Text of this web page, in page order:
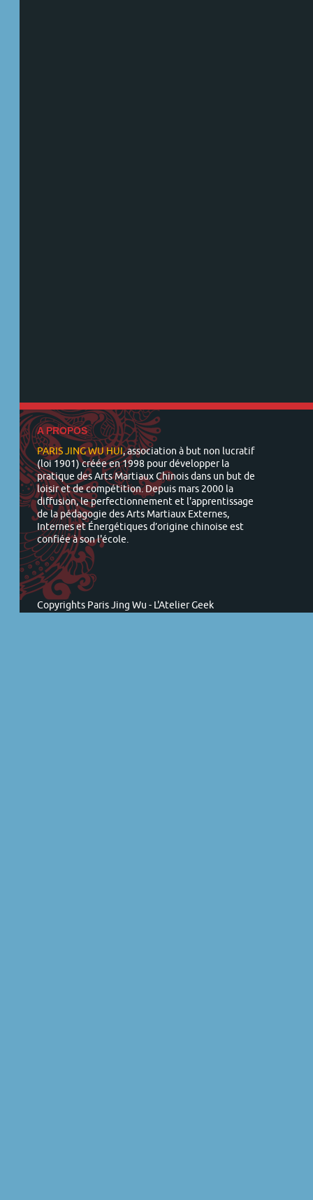
A PROPOS
PARIS JING WU HUI, association à but non lucratif
(loi 1901) créée en 1998 pour développer la
pratique des Arts Martiaux Chinois dans un but de
loisir et de compétition. Depuis mars 2000 la
diffusion, le perfectionnement et l'apprentissage
de la pédagogie des Arts Martiaux Externes,
Internes et Énergétiques d’origine chinoise est
confiée à son l'école.
Copyrights Paris Jing Wu - L'Atelier Geek